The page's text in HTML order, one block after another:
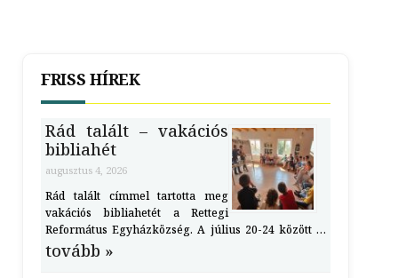
FRISS HÍREK
Rád talált – vakációs
bibliahét
augusztus 4, 2026
Rád talált címmel tartotta meg
vakációs bibliahetét a Rettegi
Református Egyházközség. A július 20-24 között …
tovább »